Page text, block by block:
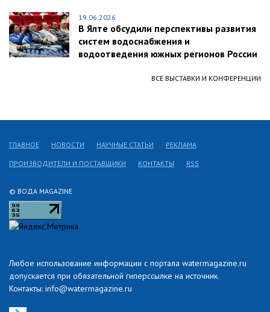
19.06.2026
В Ялте обсудили перспективы развития
систем водоснабжения и
водоотведения южных регионов России
ВСЕ ВЫСТАВКИ И КОНФЕРЕНЦИИ
© ВОДА MAGAZINE
Любое использование информации с портала watermagazine.ru
допускается при обязательной гиперссылке на источник.
Контакты: info@watermagazine.ru
ГЛАВНОЕ НОВОСТИ НАУЧНЫЕ СТАТЬИ РЕКЛАМА
ПРОИЗВОДИТЕЛИ И ПОСТАВЩИКИ КОНТАКТЫ RSS